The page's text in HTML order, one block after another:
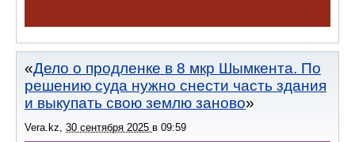
Дело о продленке в 8 мкр Шымкента. По
решению суда нужно снести часть здания
и выкупать свою землю заново
Vera.kz 30 сентября 2025 в 09:59